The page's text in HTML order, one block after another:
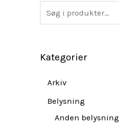
Kategorier
Arkiv
Belysning
Anden belysning